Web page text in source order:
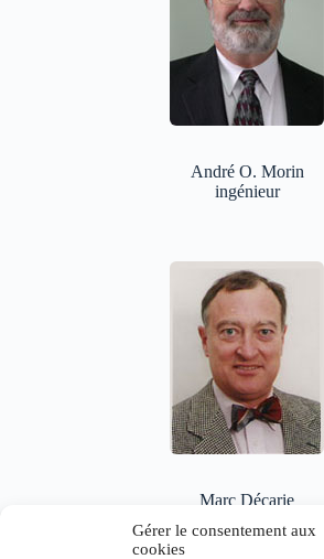
Gérer le consentement aux
cookies
André O. Morin
ingénieur
Marc Décarie